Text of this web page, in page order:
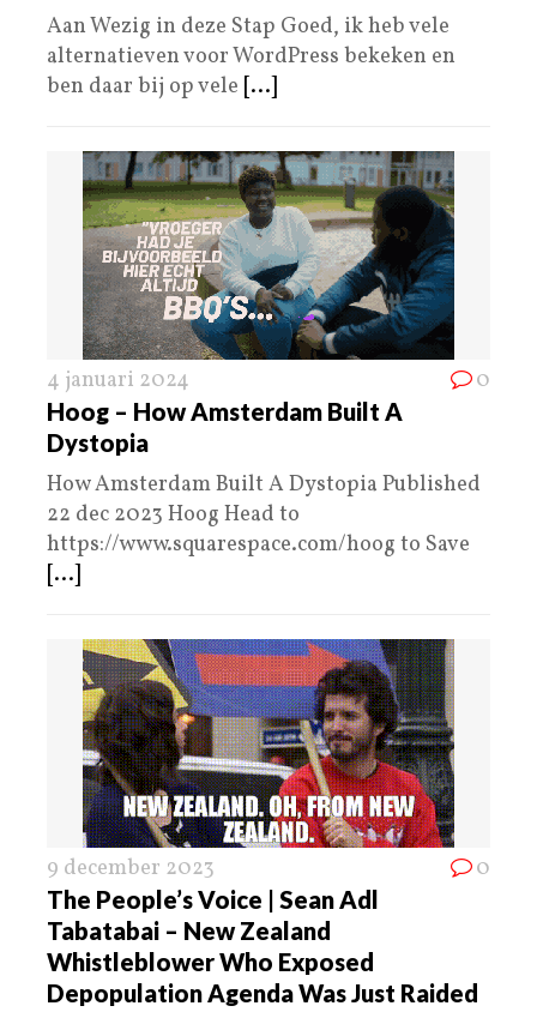
Aan Wezig in deze Stap Goed, ik heb vele
alternatieven voor WordPress bekeken en
ben daar bij op vele [...]
4 januari 2024 0
Hoog – How Amsterdam Built A
Dystopia
How Amsterdam Built A Dystopia Published
22 dec 2023 Hoog Head to
https://www.squarespace.com/hoog to Save
[...]
9 december 2023 0
The People’s Voice | Sean Adl
Tabatabai – New Zealand
Whistleblower Who Exposed
Depopulation Agenda Was Just Raided